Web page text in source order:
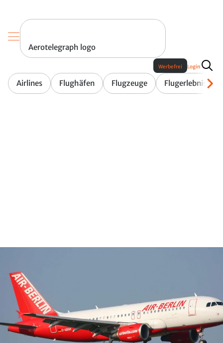
Aerotelegraph logo
Airlines Flughäfen Flugzeuge Flugerlebnis
Werbefrei Login